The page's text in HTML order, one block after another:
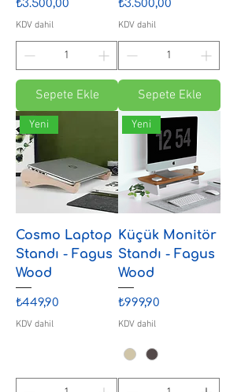
Fiyat
₺3.500,00
KDV dahil
Sepete Ekle
Fiyat
₺3.500,00
KDV dahil
Sepete Ekle
Yeni
Cosmo Laptop
Standı - Fagus
Wood
Fiyat
₺449,90
KDV dahil
Yeni
Küçük Monitör
Standı - Fagus
Wood
Fiyat
₺999,90
KDV dahil